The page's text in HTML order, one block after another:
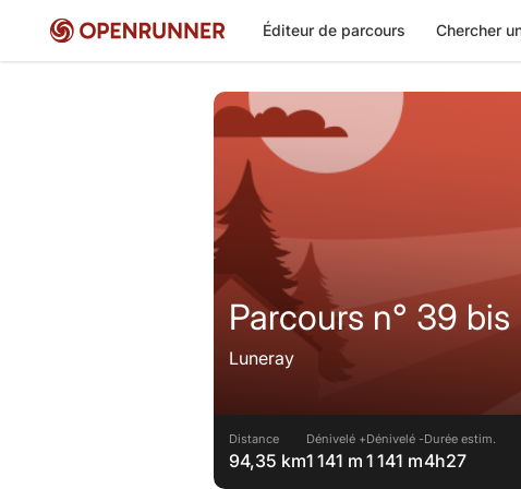
Éditeur de parcours Chercher
Parcours n° 39 bis
Luneray
Distance
94,35 km
Dénivelé +
1 141 m
Dénivelé -
1 141 m
Durée estim.
4h27